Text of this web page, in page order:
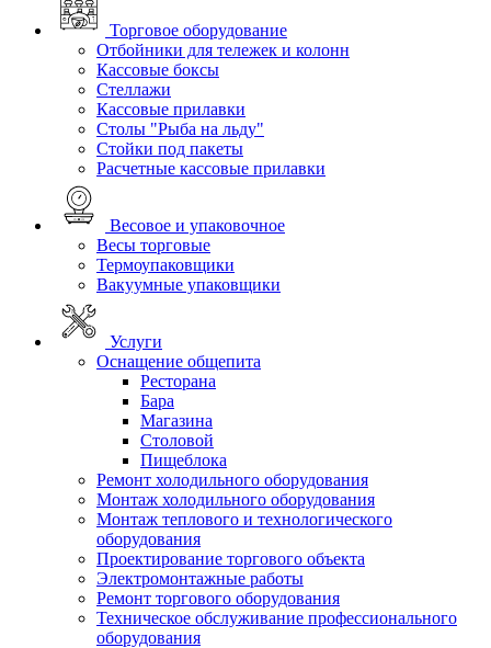
Торговое оборудование
Отбойники для тележек и колонн
Кассовые боксы
Стеллажи
Кассовые прилавки
Столы "Рыба на льду"
Стойки под пакеты
Расчетные кассовые прилавки
Весовое и упаковочное
Весы торговые
Термоупаковщики
Вакуумные упаковщики
Услуги
Оснащение общепита
Ресторана
Бара
Магазина
Столовой
Пищеблока
Ремонт холодильного оборудования
Монтаж холодильного оборудования
Монтаж теплового и технологического
оборудования
Проектирование торгового объекта
Электромонтажные работы
Ремонт торгового оборудования
Техническое обслуживание профессионального
оборудования